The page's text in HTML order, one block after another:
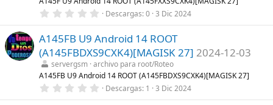
a
(
s
)
0
0
0
e
s
t
r
e
l
Descargas 0 3 Dic 2024
A145FB U9 Android 14 ROOT
(A145FBDXS9CXK4)[MAGISK 27] 2024-12-03
servergsm archivo para root/Roteo
A145FB U9 Android 14 ROOT (A145FBDXS9CXK4)[MAGISK 27]
0 Descargas 1 3 Dic 2024